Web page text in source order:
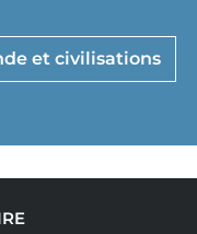
et civilisations